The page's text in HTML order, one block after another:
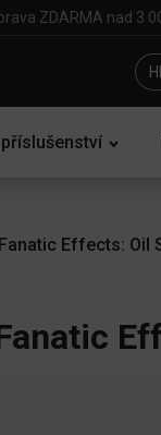
ZDARMA nad 3
for:
Effects: Oil